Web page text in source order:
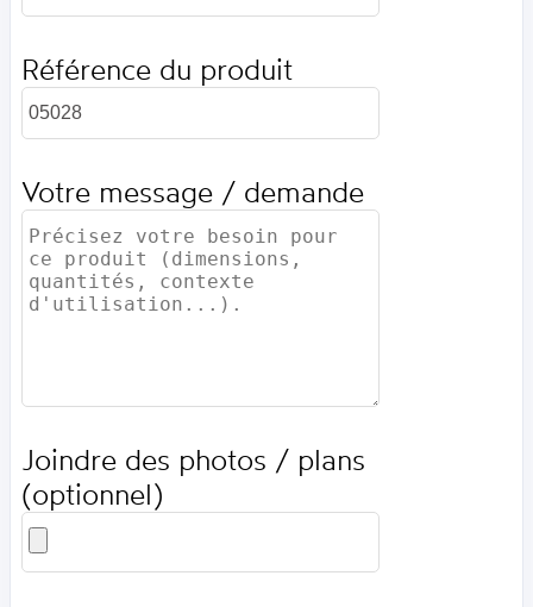
Référence du produit
Votre message / demande
Joindre des photos / plans
(optionnel)